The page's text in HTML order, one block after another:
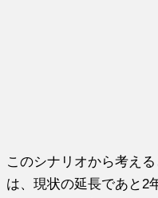
このシナリオから考え
は、現状の延長であと2